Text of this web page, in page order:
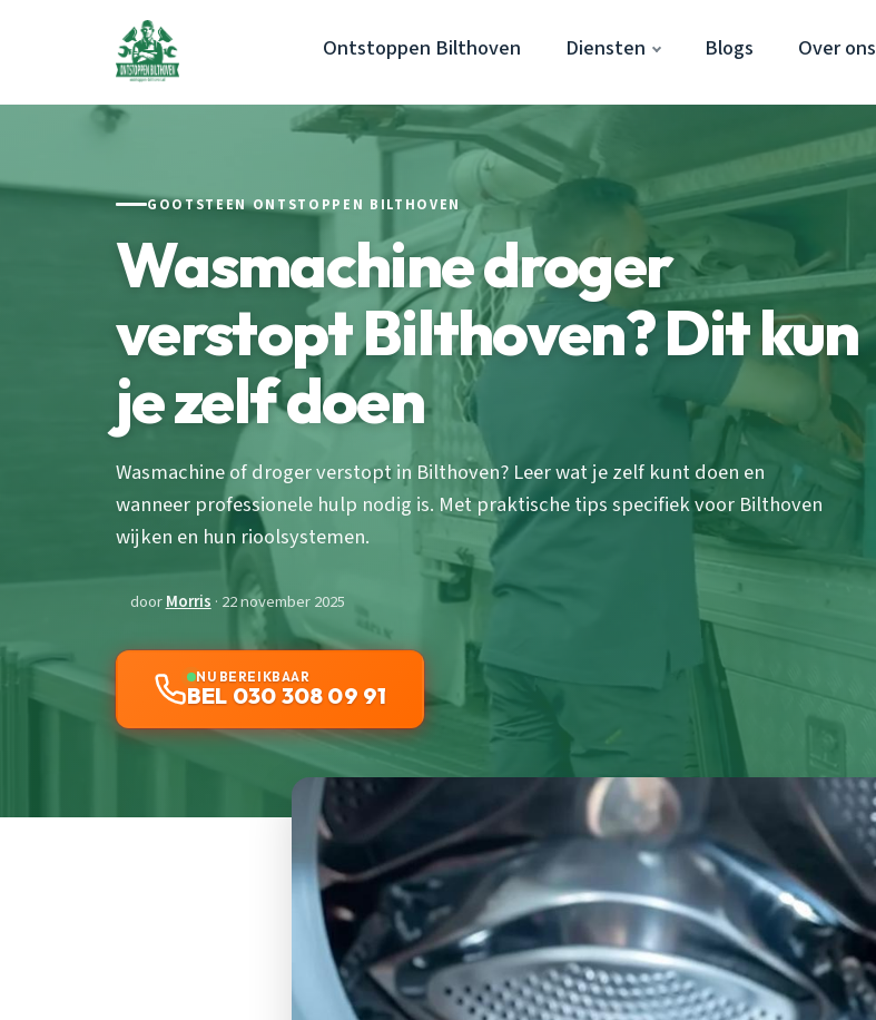
Ontstoppen Bilthoven Diensten Blogs Over ons
GOOTSTEEN ONTSTOPPEN BILTHOVEN
Wasmachine droger
verstopt Bilthoven? Dit kun
je zelf doen
Wasmachine of droger verstopt in Bilthoven? Leer wat je zelf kunt doen en
wanneer professionele hulp nodig is. Met praktische tips specifiek voor Bilthoven
wijken en hun rioolsystemen.
doorMorris · 22 november 2025
NU BEREIKBAAR
BEL 030 308 09 91